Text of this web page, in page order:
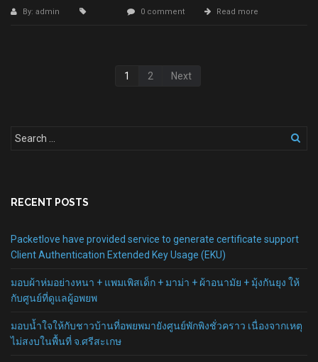
By: admin 0 comment Read more
1 2 Next
RECENT POSTS
Packetlove have provided service to generate certificate support
Client Authentication Extended Key Usage (EKU)
มอบผ้าห่มอย่างหนา + แพมเพิสเด็ก + มาม่า + ผ้าอนามัย + มุ้งกันยุง ให้
กับศูนย์ที่ดูแลผู้อพยพ
มอบน้ำใจให้กับชาวบ้านที่อพยพมายังศูนย์พักพิงชั่วคราว เนื่องจากเหตุ
ไม่สงบในพื้นที่ จ.ศรีสะเกษ